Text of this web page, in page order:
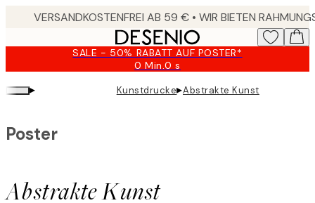
SALE - 50% RABATT AUF POSTER*
0 Min.0 s
Gültig
bis:
2026-
▸ Kunstdrucke▸Abstrakte Kunst
Abstrakte Kunst
Poster